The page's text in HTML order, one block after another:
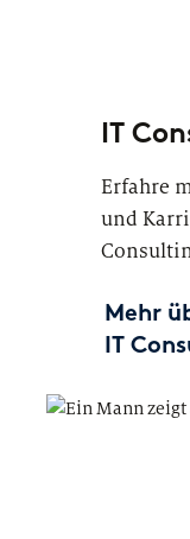
IT
Erfahre
und
Mehr
IT